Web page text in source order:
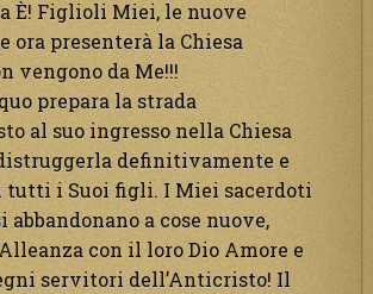
È! Figlioli Miei, le nuove
ora presenterà la Chiesa
vengono da Me!!!
prepara la strada
al suo ingresso nella Chiesa
definitivamente e
tutti i Suoi figli. I Miei sacerdoti
abbandonano a cose nuove,
con il loro Dio Amore e
servitori dell’Anticristo! Il